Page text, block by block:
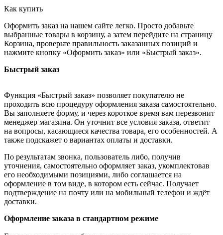
Как купить
Оформить заказ на нашем сайте легко. Просто добавьте
выбранные товары в корзину, а затем перейдите на страницу
Корзина, проверьте правильность заказанных позиций и
нажмите кнопку «Оформить заказ» или «Быстрый заказ».
Быстрый заказ
Функция «Быстрый заказ» позволяет покупателю не
проходить всю процедуру оформления заказа самостоятельно.
Вы заполняете форму, и через короткое время вам перезвонит
менеджер магазина. Он уточнит все условия заказа, ответит
на вопросы, касающиеся качества товара, его особенностей. А
также подскажет о вариантах оплаты и доставки.
По результатам звонка, пользователь либо, получив
уточнения, самостоятельно оформляет заказ, укомплектовав
его необходимыми позициями, либо соглашается на
оформление в том виде, в котором есть сейчас. Получает
подтверждение на почту или на мобильный телефон и ждёт
доставки.
Оформление заказа в стандартном режиме